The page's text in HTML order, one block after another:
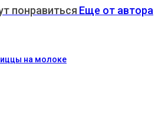
понравиться Еще от автора
на молоке